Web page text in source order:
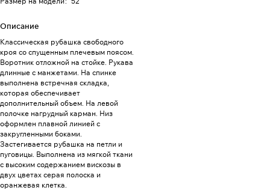
Описание
Классическая рубашка свободного
кроя со спущенным плечевым поясом.
Воротник отложной на стойке. Рукава
длинные с манжетами. На спинке
выполнена встречная складка,
которая обеспечивает
дополнительный объем. На левой
полочке нагрудный карман. Низ
оформлен плавной линией с
закругленными боками.
Застегивается рубашка на петли и
пуговицы. Выполнена из мягкой ткани
с высоким содержанием вискозы в
двух цветах серая полоска и
оранжевая клетка.